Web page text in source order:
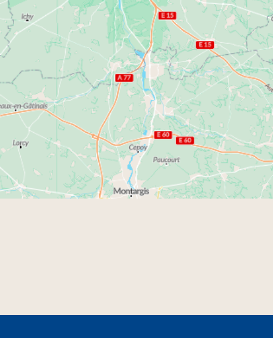
Votre appartement neuf en Seine-et-
Marne avec VINCI Immobilier
Dans des villes d’avenir du département, VINCI
Immobilier vous propose une sélection
d’appartements neufs du studio au 5 pièces
disponibles à l’achat ou en investissement locatif
en Seine-et-Marne. Conçus pour répondre aux
attentes d’une clientèle exigeante, nos logements
neufs en Seine-et-Marne sont construits selon la
démarche NF Habitat HQE et labellisés Bâtiments-